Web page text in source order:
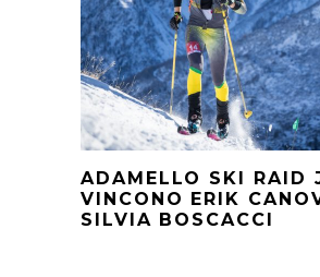
ADAMELLO SKI RAID
VINCONO ERIK
SILVIA BOSCACCI